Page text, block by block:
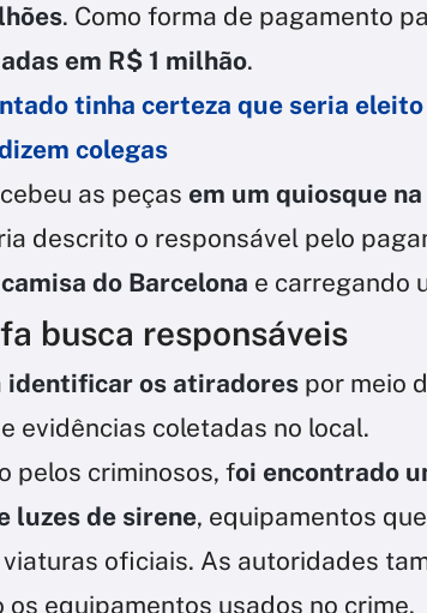
. Como forma de pagamento
em R$ 1 milhão.
tinha certeza que seria
colegas
as peças em um quiosque
descrito o responsável pelo
do Barcelona e carregando
busca responsáveis
identificar os atiradores por meio
e evidências coletadas no local.
pelos criminosos, foi encontrado
luzes de sirene, equipamentos
oficiais. As autoridades
equipamentos usados no crime.